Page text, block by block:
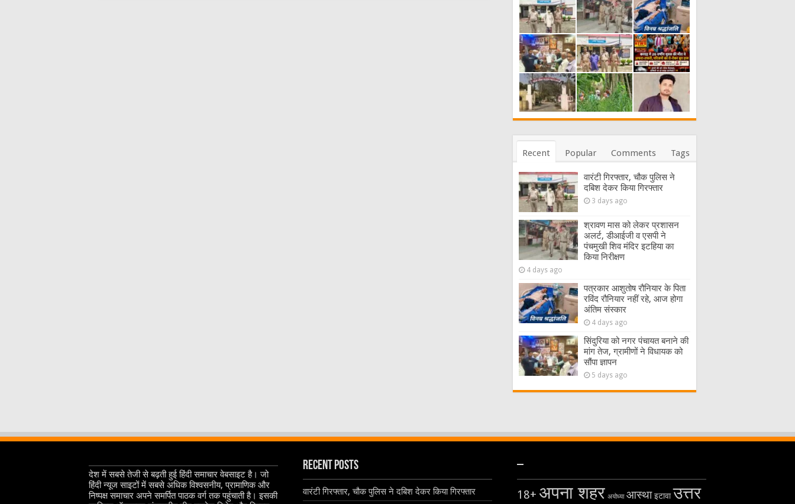
Recent Popular Comments Tags
वारंटी गिरफ्तार, चौक पुलिस ने
दबिश देकर किया गिरफ्तार
3 days ago
श्रावण मास को लेकर प्रशासन
अलर्ट, डीआईजी व एसपी ने
पंचमुखी शिव मंदिर इटहिया का
किया निरीक्षण
4 days ago
पत्रकार आशुतोष रौनियार के पिता
रविंद रौनियार नहीं रहे, आज होगा
अंतिम संस्कार
4 days ago
सिंदुरिया को नगर पंचायत बनाने की
मांग तेज, ग्रामीणों ने विधायक को
सौंपा ज्ञापन
5 days ago
देश में सबसे तेजी से बढ़ती हुई हिंदी समाचार वेबसाइट है। जो
हिंदी न्यूज साइटों में सबसे अधिक विश्वसनीय, प्रामाणिक और
निष्पक्ष समाचार अपने समर्पित पाठक वर्ग तक पहुंचाती है। इसकी
Recent Posts
वारंटी गिरफ्तार, चौक पुलिस ने दबिश देकर किया गिरफ्तार
–
18+ अपना शहर अयोध्या आस्था इटावा उत्तर